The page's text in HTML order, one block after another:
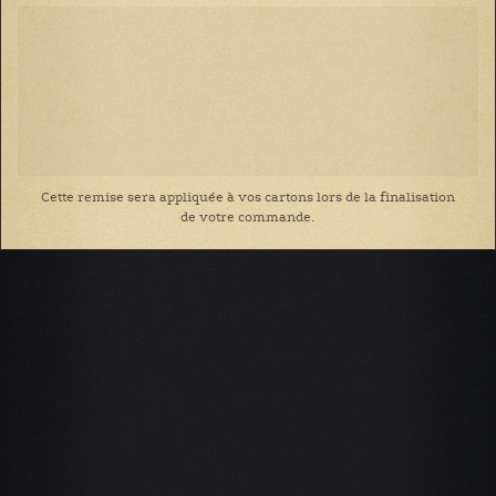
Cette remise sera appliquée à vos cartons lors de la finalisation
de votre commande.